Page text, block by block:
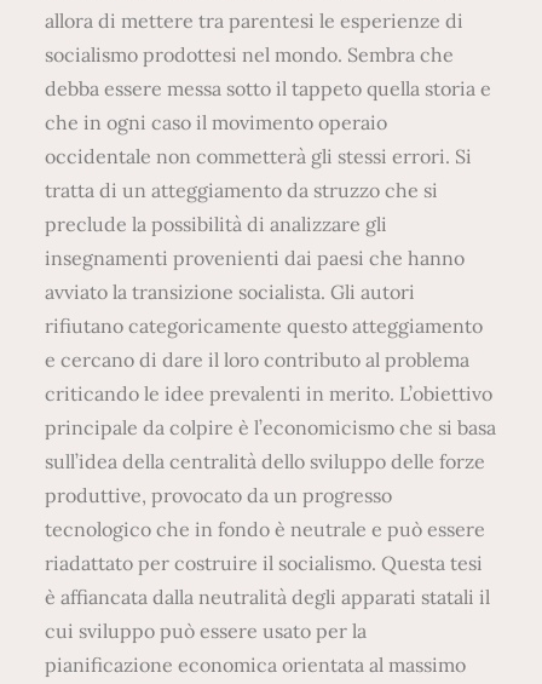
allora di mettere tra parentesi le esperienze di
socialismo prodottesi nel mondo. Sembra che
debba essere messa sotto il tappeto quella storia e
che in ogni caso il movimento operaio
occidentale non commetterà gli stessi errori. Si
tratta di un atteggiamento da struzzo che si
preclude la possibilità di analizzare gli
insegnamenti provenienti dai paesi che hanno
avviato la transizione socialista. Gli autori
rifiutano categoricamente questo atteggiamento
e cercano di dare il loro contributo al problema
criticando le idee prevalenti in merito. L’obiettivo
principale da colpire è l’economicismo che si basa
sull’idea della centralità dello sviluppo delle forze
produttive, provocato da un progresso
tecnologico che in fondo è neutrale e può essere
riadattato per costruire il socialismo. Questa tesi
è affiancata dalla neutralità degli apparati statali il
cui sviluppo può essere usato per la
pianificazione economica orientata al massimo